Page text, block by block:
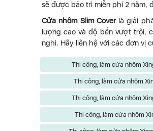
sẽ được bảo trì miễn phí 2 năm,
Cửa nhôm Slim Coverlà giải
lượng cao và độ bền vượt trội,
nghi. Hãy liên hệ với các đơn vị
Thi công, làm cửa nhôm
Thi công, làm cửa nhôm
Thi công, làm cửa nhôm
Thi công, làm cửa nhôm